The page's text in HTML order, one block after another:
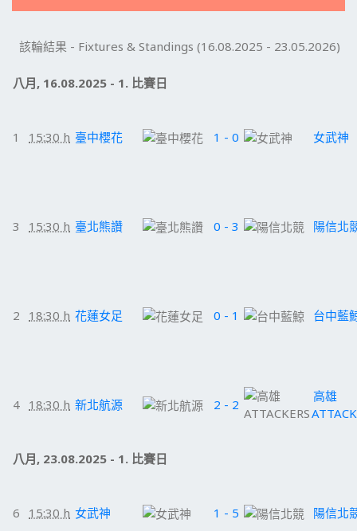
該輪結果 - Fixtures & Standings (16.08.2025 - 23.05.2026)
八月, 16.08.2025 - 1. 比賽日
1 15:30 h 臺中櫻花 1 - 0 女武神
3 15:30 h 臺北熊讚 0 - 3 陽信北
2 18:30 h 花蓮女足 0 - 1 台中藍
4 18:30 h 新北航源 2 - 2
高雄
八月, 23.08.2025 - 1. 比賽日
6 15:30 h 女武神 1 - 5 陽信北